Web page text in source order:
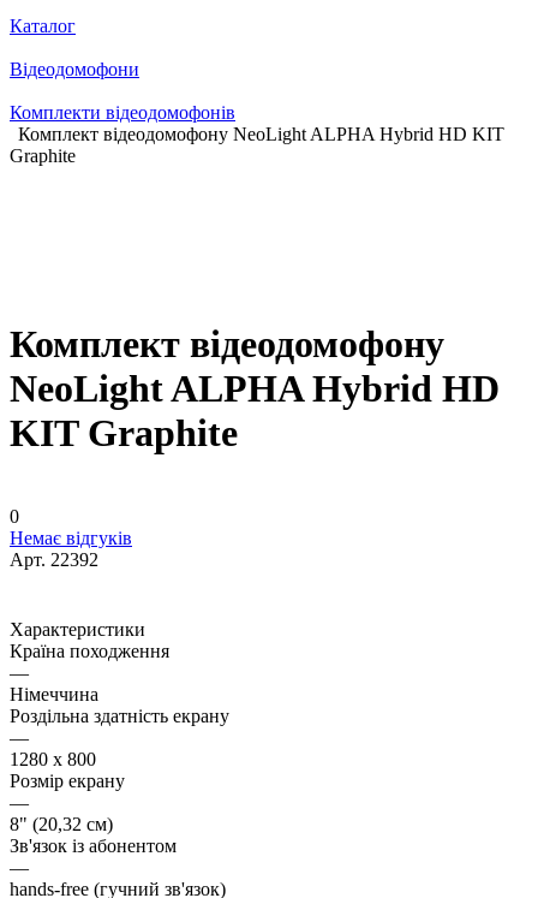
Каталог
Відеодомофони
Комплекти відеодомофонів
Комплект відеодомофону NeoLight ALPHA Hybrid HD KIT
Graphite
Комплект відеодомофону
NeoLight ALPHA Hybrid HD
KIT Graphite
0
Немає відгуків
Арт. 22392
Характеристики
Країна походження
—
Німеччина
Роздільна здатність екрану
—
1280 х 800
Розмір екрану
—
8" (20,32 см)
Зв'язок із абонентом
—
hands-free (гучний зв'язок)